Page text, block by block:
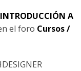
A
el foro Cursos /